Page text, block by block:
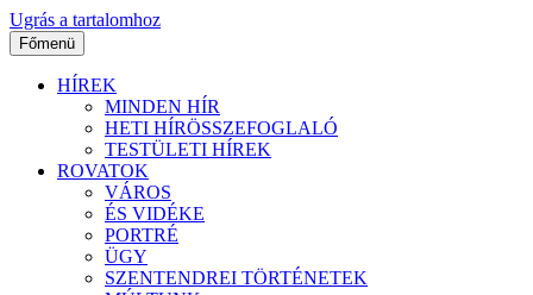
Ugrás a tartalomhoz
Főmenü
HÍREK
MINDEN HÍR
HETI HÍRÖSSZEFOGLALÓ
TESTÜLETI HÍREK
ROVATOK
VÁROS
ÉS VIDÉKE
PORTRÉ
ÜGY
SZENTENDREI TÖRTÉNETEK